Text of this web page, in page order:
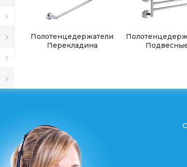
Полотенцедержатели
Перекладина